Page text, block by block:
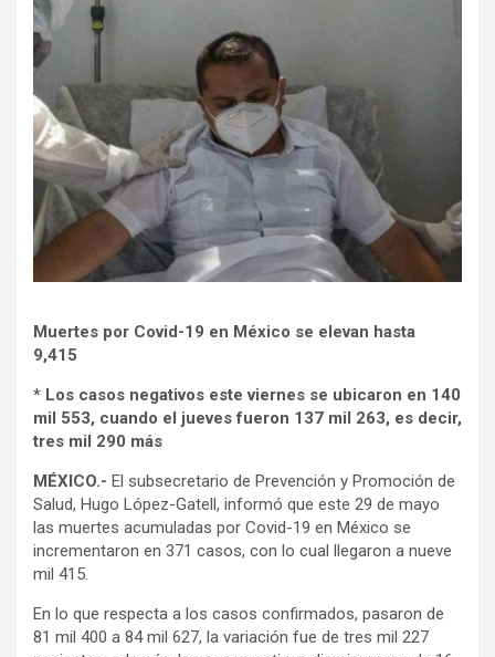
Muertes por Covid-19 en México se elevan hasta
9,415
* Los casos negativos este viernes se ubicaron en 140
mil 553, cuando el jueves fueron 137 mil 263, es decir,
tres mil 290 más
MÉXICO.- El subsecretario de Prevención y Promoción de
Salud, Hugo López-Gatell, informó que este 29 de mayo
las muertes acumuladas por Covid-19 en México se
incrementaron en 371 casos, con lo cual llegaron a nueve
mil 415.
En lo que respecta a los casos confirmados, pasaron de
81 mil 400 a 84 mil 627, la variación fue de tres mil 227